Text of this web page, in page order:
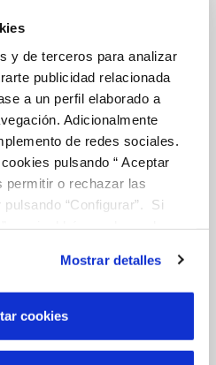
y de terceros para analizar
publicidad relacionada
a un perfil elaborado a
Adicionalmente
de redes sociales.
pulsando “ Aceptar
permitir o rechazar las
“Configurar”. Si
el sitio web funcione y que
Puedes consultar
Política de Cookies
Mostrar detalles
cookies
PROPIAS